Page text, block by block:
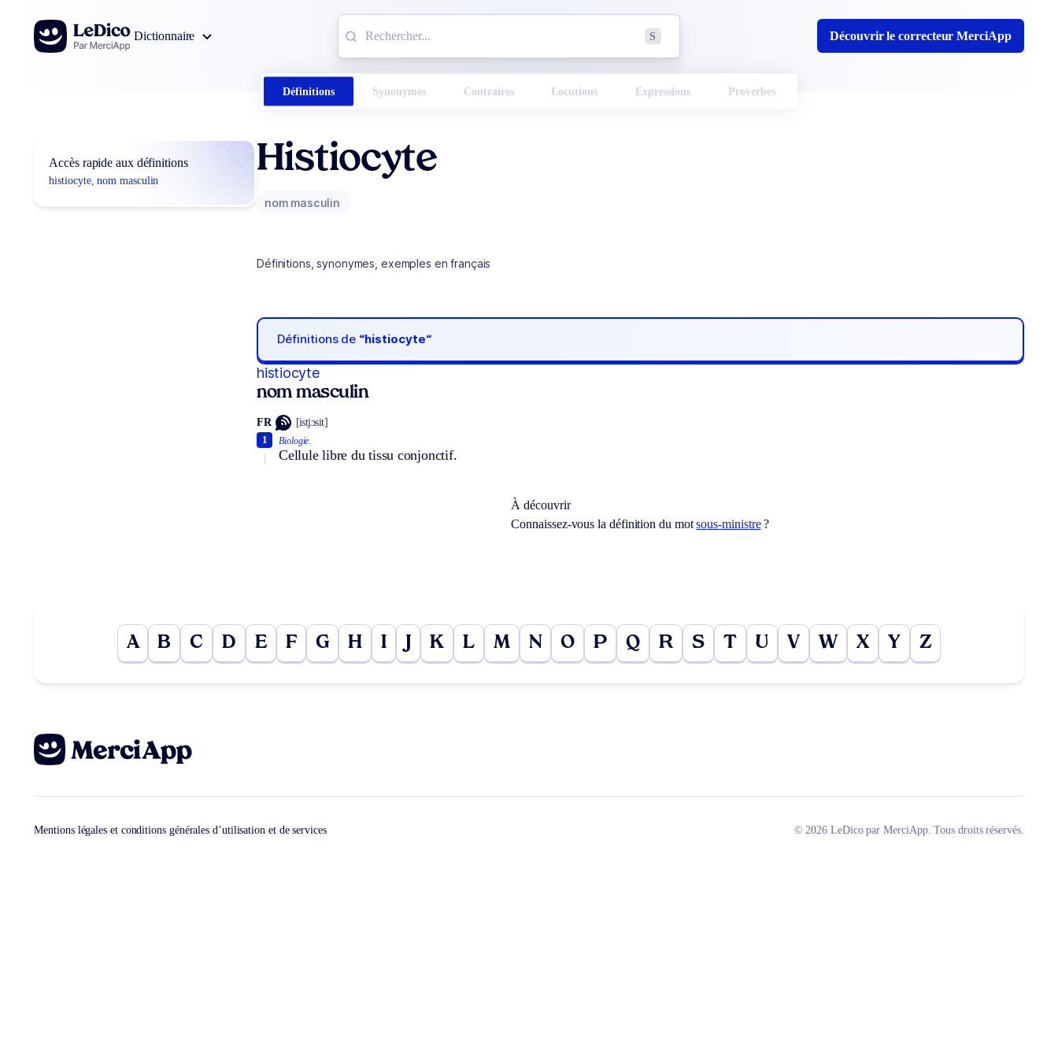
Aller au contenu
Dictionnaire
S Découvrir le correcteur MerciApp
Définitions Synonymes Contraires Locutions Expressions Proverbes
Accès rapide aux définitions
histiocyte, nom masculin
Histiocyte
nom masculin
Définitions, synonymes, exemples en français
Définitions de “histiocyte“
histiocyte
nom masculin
FR [istjɔsit]
Biologie.
Cellule libre du tissu conjonctif.
1
À découvrir
Connaissez-vous la définition du motsous-ministre?
A B C D E F G H I K L M N O P Q R S T U V W X Y Z
Mentions légales et conditions générales d’utilisation et de services © 2026 LeDico par MerciApp. Tous droits réservés.